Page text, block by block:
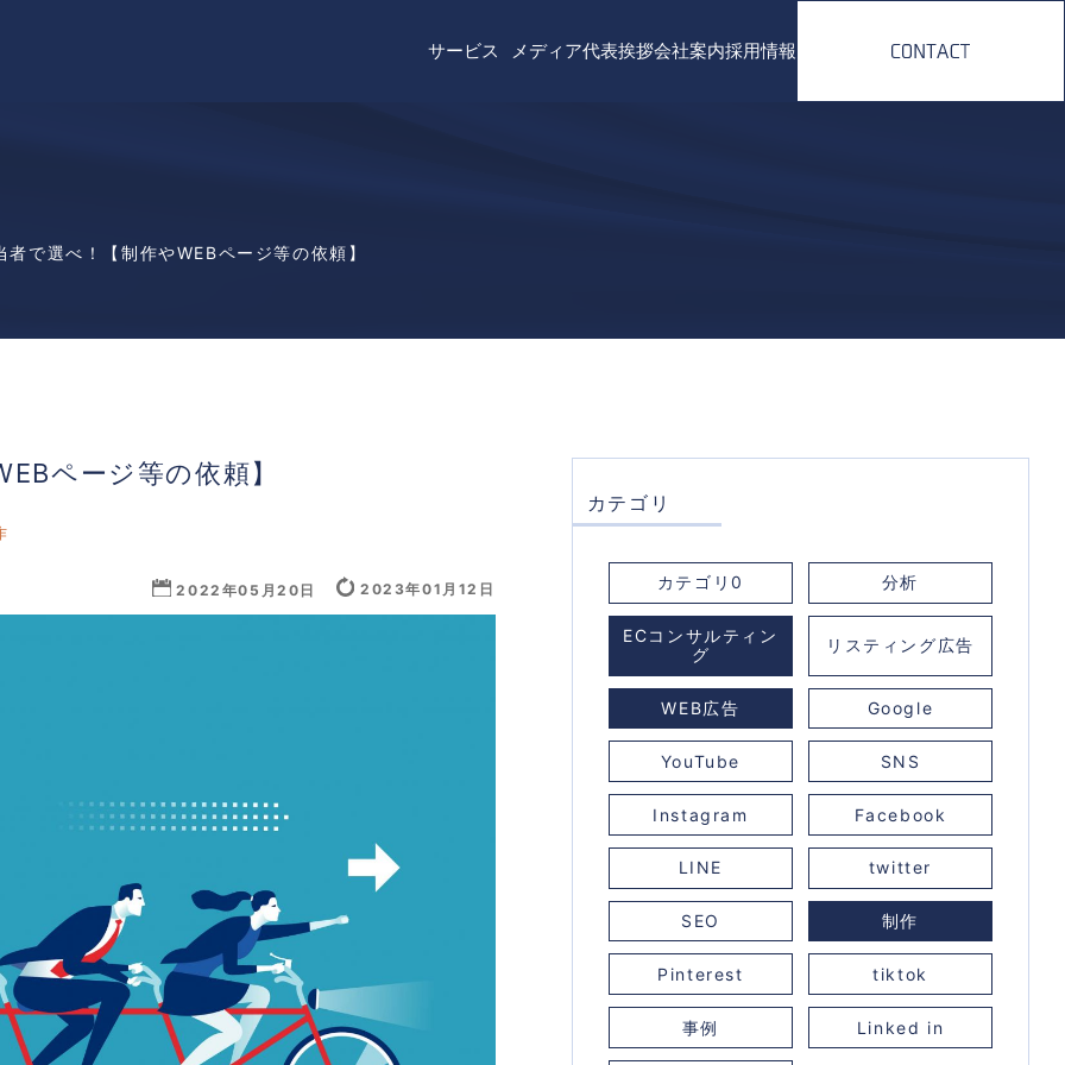
サービス メディア代表挨拶会社案内採用情報
で選べ！【制作やWEBページ等の依頼】
ページ等の依頼】
2022年05月20日 2023年01月12日
カテゴリ
カテゴリ0 分析
ECコンサルティン
グ
リスティング広告
WEB広告 Google
YouTube SNS
Instagram Facebook
LINE twitter
SEO 制作
Pinterest tiktok
事例 Linked in